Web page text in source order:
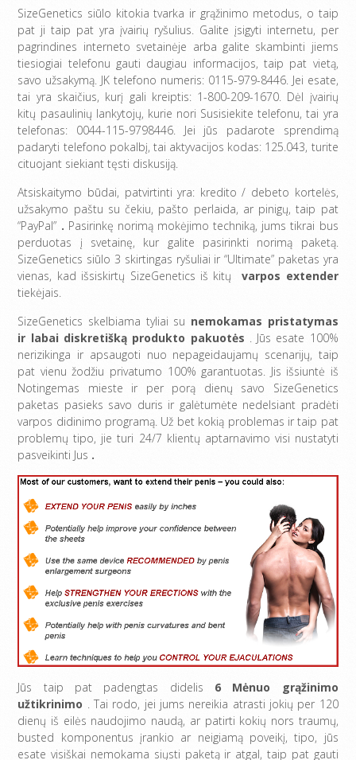
SizeGenetics siūlo kitokia tvarka ir grąžinimo metodus, o taip
pat ji taip pat yra įvairių ryšulius. Galite įsigyti internetu, per
pagrindines interneto svetainėje arba galite skambinti jiems
tiesiogiai telefonu gauti daugiau informacijos, taip pat vietą,
savo užsakymą. JK telefono numeris: 0115-979-8446. Jei esate,
tai yra skaičius, kurį gali kreiptis: 1-800-209-1670. Dėl įvairių
kitų pasaulinių lankytojų, kurie nori Susisiekite telefonu, tai yra
telefonas: 0044-115-9798446. Jei jūs padarote sprendimą
padaryti telefono pokalbį, tai aktyvacijos kodas: 125.043, turite
cituojant siekiant tęsti diskusiją.
Atsiskaitymo būdai, patvirtinti yra: kredito / debeto kortelės,
užsakymo paštu su čekiu, pašto perlaida, ar pinigų, taip pat
“PayPal” . Pasirinkę norimą mokėjimo techniką, jums tikrai bus
perduotas į svetainę, kur galite pasirinkti norimą paketą.
SizeGenetics siūlo 3 skirtingas ryšuliai ir “Ultimate” paketas yra
vienas, kad išsiskirtų SizeGenetics iš kitųvarpos extender
tiekėjais.
SizeGenetics skelbiama tyliai su nemokamas pristatymas
ir labai diskretišką produkto pakuotės . Jūs esate 100%
nerizikinga ir apsaugoti nuo nepageidaujamų scenarijų, taip
pat vienu žodžiu privatumo 100% garantuotas. Jis išsiuntė iš
Notingemas mieste ir per porą dienų savo SizeGenetics
paketas pasieks savo duris ir galėtumėte nedelsiant pradėti
varpos didinimo programą. Už bet kokią problemas ir taip pat
problemų tipo, jie turi 24/7 klientų aptarnavimo visi nustatyti
pasveikinti Jus .
Jūs taip pat padengtas didelis 6 Mėnuo grąžinimo
užtikrinimo . Tai rodo, jei jums nereikia atrasti jokių per 120
dienų iš eilės naudojimo naudą, ar patirti kokių nors traumų,
busted komponentus įrankio ar neigiamą poveikį, tipo, jūs
esate visiškai nemokama siųsti paketą ir atgal, taip pat gauti